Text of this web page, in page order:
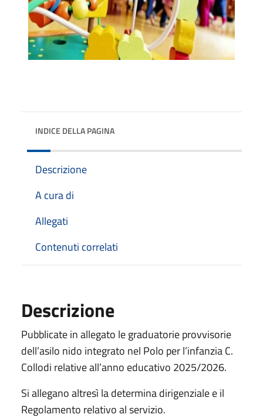
INDICE DELLA PAGINA
Descrizione
A cura di
Allegati
Contenuti correlati
Descrizione
Pubblicate in allegato le graduatorie provvisorie
dell’asilo nido integrato nel Polo per l’infanzia C.
Collodi relative all’anno educativo 2025/2026.
Si allegano altresì la determina dirigenziale e il
Regolamento relativo al servizio.